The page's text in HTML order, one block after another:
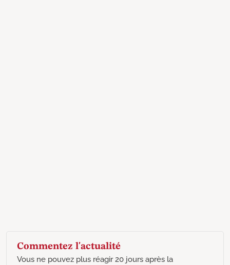
Commentez l'actualité
Vous ne pouvez plus réagir 20 jours après la